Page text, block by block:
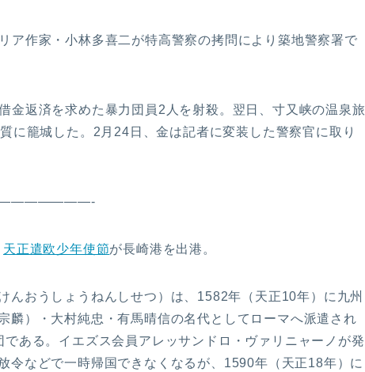
ア作家・小林多喜二が特高警察の拷問により築地警察署で
金返済を求めた暴力団員2人を射殺。翌日、寸又峡の温泉旅
に籠城した。2月24日、金は記者に変装した警察官に取り
天正遣欧少年使節が長崎港を出港。
んおうしょうねんしせつ）は、1582年（天正10年）に九州
麟）・大村純忠・有馬晴信の名代としてローマへ派遣され
ある。イエズス会員アレッサンドロ・ヴァリニャーノが発
令などで一時帰国できなくなるが、1590年（天正18年）に